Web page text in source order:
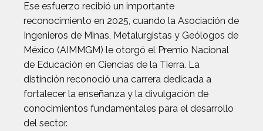
Ese esfuerzo recibió un importante
reconocimiento en 2025, cuando la Asociación de
Ingenieros de Minas, Metalurgistas y Geólogos de
México (AIMMGM) le otorgó el Premio Nacional
de Educación en Ciencias de la Tierra. La
distinción reconoció una carrera dedicada a
fortalecer la enseñanza y la divulgación de
conocimientos fundamentales para el desarrollo
del sector.